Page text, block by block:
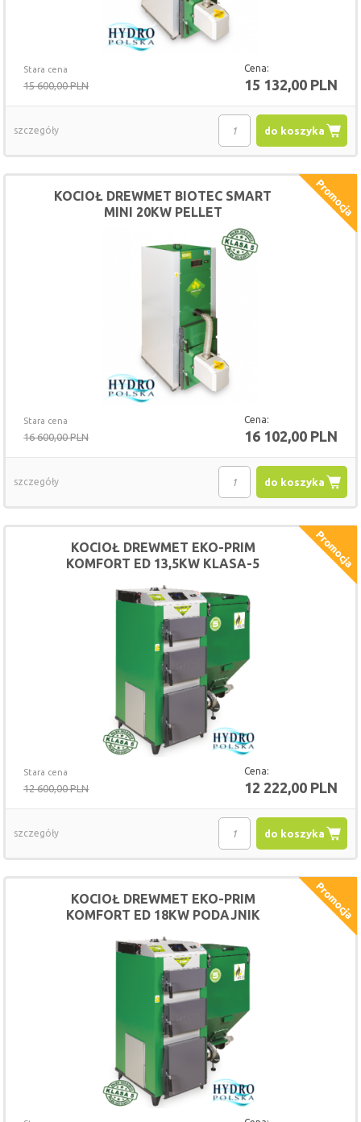
Stara cena
15 600,00 PLN
Cena:
15 132,00 PLN
do koszyka
szczegóły
Stara cena
16 600,00 PLN
Cena:
16 102,00 PLN
KOCIOŁ DREWMET BIOTEC SMART
MINI 20KW PELLET
do koszyka
szczegóły
Stara cena
12 600,00 PLN
Cena:
12 222,00 PLN
KOCIOŁ DREWMET EKO-PRIM
KOMFORT ED 13,5KW KLASA-5
do koszyka
szczegóły
KOCIOŁ DREWMET EKO-PRIM
KOMFORT ED 18KW PODAJNIK